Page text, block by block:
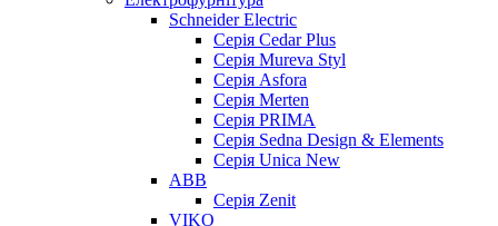
Schneider Electric
Серія Cedar Plus
Серія Mureva Styl
Серія Asfora
Серія Merten
Серія PRIMA
Серія Sedna Design & Elements
Серія Unica New
ABB
Серія Zenit
VIKO